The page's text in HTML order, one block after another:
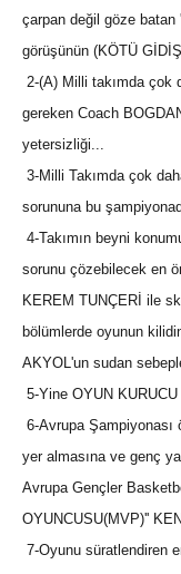
çarpan değil göze
görüşünün (KÖTÜ
2-(A) Milli takımda çok
gereken Coach
yetersizliği...
3-Milli Takımda çok
sorununa bu
4-Takımın beyni
sorunu çözebilecek en
KEREM TUNÇERİ ile
bölümlerde oyunun
AKYOL'un sudan
5-Yine OYUN
6-Avrupa Şampiyonası
yer almasına ve genç
Avrupa Gençler
OYUNCUSU(MVP)''
7-Oyunu süratlendiren